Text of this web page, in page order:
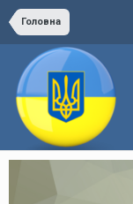
Головна